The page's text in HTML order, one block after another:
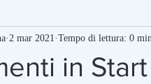
Bertolini Carlo Roberto
in
2 mar 2021 Tempo di lettura: 0 min